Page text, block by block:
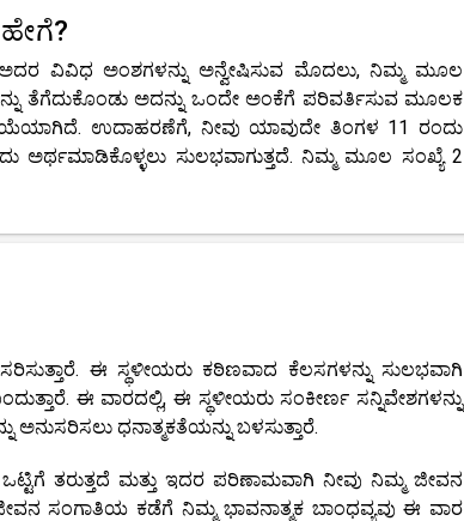
ಅದರ ವಿವಿಧ ಅಂಶಗಳನ್ನು ಅನ್ವೇಷಿಸುವ ಮೊದಲು, ನಿಮ್ಮ ಮೂಲ
ತೆಗೆದುಕೊಂಡು ಅದನ್ನು ಒಂದೇ ಅಂಕೆಗೆ ಪರಿವರ್ತಿಸುವ ಮೂಲಕ
ಉದಾಹರಣೆಗೆ, ನೀವು ಯಾವುದೇ ತಿಂಗಳ 11 ರಂದು
ಅರ್ಥಮಾಡಿಕೊಳ್ಳಲು ಸುಲಭವಾಗುತ್ತದೆ. ನಿಮ್ಮ ಮೂಲ ಸಂಖ್ಯೆ 2
ಈ ಸ್ಥಳೀಯರು ಕಠಿಣವಾದ ಕೆಲಸಗಳನ್ನು ಸುಲಭವಾಗಿ
ಈ ವಾರದಲ್ಲಿ, ಈ ಸ್ಥಳೀಯರು ಸಂಕೀರ್ಣ ಸನ್ನಿವೇಶಗಳನ್ನು
ಅನುಸರಿಸಲು ಧನಾತ್ಮಕತೆಯನ್ನು ಬಳಸುತ್ತಾರೆ.
ತರುತ್ತದೆ ಮತ್ತು ಇದರ ಪರಿಣಾಮವಾಗಿ ನೀವು ನಿಮ್ಮ ಜೀವನ
ಸಂಗಾತಿಯ ಕಡೆಗೆ ನಿಮ್ಮ ಭಾವನಾತ್ಮಕ ಬಾಂಧವ್ಯವು ಈ ವಾರ